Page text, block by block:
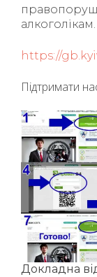
https://
Підтримати
Докладна